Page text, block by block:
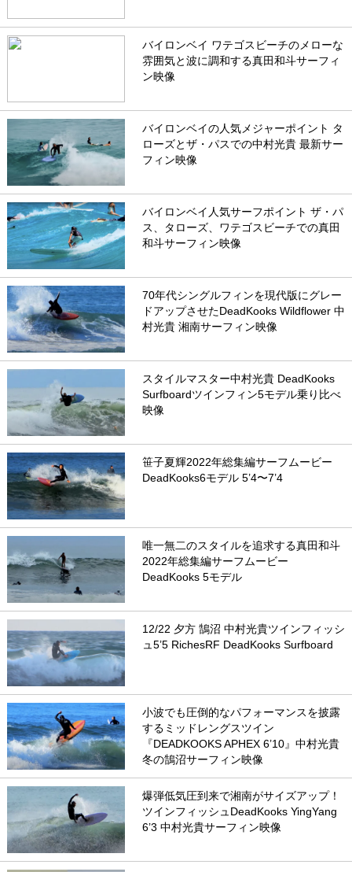
バイロンベイ ワテゴスビーチのメローな
雰囲気と波に調和する真田和斗サーフィ
ン映像
バイロンベイの人気メジャーポイント タ
ローズとザ・パスでの中村光貴 最新サー
フィン映像
バイロンベイ人気サーフポイント ザ・パ
ス、タローズ、ワテゴスビーチでの真田
和斗サーフィン映像
70年代シングルフィンを現代版にグレー
ドアップさせたDeadKooks Wildflower 中
村光貴 湘南サーフィン映像
スタイルマスター中村光貴 DeadKooks
Surfboardツインフィン5モデル乗り比べ
映像
笹子夏輝2022年総集編サーフムービー
DeadKooks6モデル 5’4〜7’4
唯一無二のスタイルを追求する真田和斗
2022年総集編サーフムービー
DeadKooks 5モデル
12/22 夕方 鵠沼 中村光貴ツインフィッシ
ュ5’5 RichesRF DeadKooks Surfboard
小波でも圧倒的なパフォーマンスを披露
するミッドレングスツイン
『DEADKOOKS APHEX 6’10』中村光貴
冬の鵠沼サーフィン映像
爆弾低気圧到来で湘南がサイズアップ！
ツインフィッシュDeadKooks YingYang
6’3 中村光貴サーフィン映像